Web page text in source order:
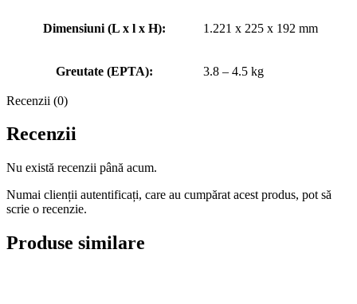
Dimensiuni (L x l x H): 1.221 x 225 x 192 mm
Greutate (EPTA): 3.8 – 4.5 kg
Recenzii (0)
Recenzii
Nu există recenzii până acum.
Numai clienții autentificați, care au cumpărat acest produs, pot să
scrie o recenzie.
Produse similare